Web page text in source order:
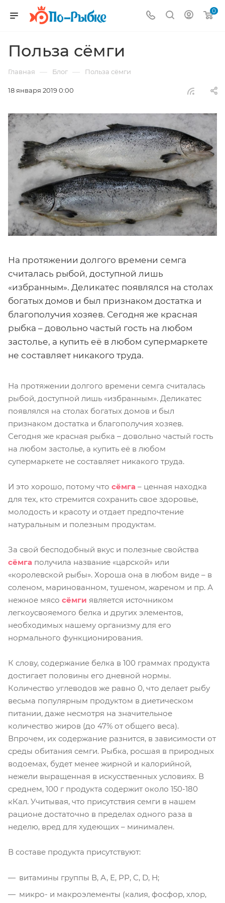
0
Польза сёмги
Главная — Блог — Польза сёмги
18 января 2019 0:00
На протяжении долгого времени семга
считалась рыбой, доступной лишь
«избранным». Деликатес появлялся на столах
богатых домов и был признаком достатка и
благополучия хозяев. Сегодня же красная
рыбка – довольно частый гость на любом
застолье, а купить её в любом супермаркете
не составляет никакого труда.
На протяжении долгого времени семга считалась
рыбой, доступной лишь «избранным». Деликатес
появлялся на столах богатых домов и был
признаком достатка и благополучия хозяев.
Сегодня же красная рыбка – довольно частый гость
на любом застолье, а купить её в любом
супермаркете не составляет никакого труда.
И это хорошо, потому что сёмга – ценная находка
для тех, кто стремится сохранить свое здоровье,
молодость и красоту и отдает предпочтение
натуральным и полезным продуктам.
За свой бесподобный вкус и полезные свойства
сёмга получила название «царской» или
«королевской рыбы». Хороша она в любом виде – в
соленом, маринованном, тушеном, жареном и пр. А
нежное мясо сёмги является источником
легкоусвояемого белка и других элементов,
необходимых нашему организму для его
нормального функционирования.
К слову, содержание белка в 100 граммах продукта
достигает половины его дневной нормы.
Количество углеводов же равно 0, что делает рыбу
весьма популярным продуктом в диетическом
питании, даже несмотря на значительное
количество жиров (до 47% от общего веса).
Впрочем, их содержание разнится, в зависимости от
среды обитания семги. Рыбка, росшая в природных
водоемах, будет менее жирной и калорийной,
нежели выращенная в искусственных условиях. В
среднем, 100 г продукта содержит около 150-180
кКал. Учитывая, что присутствия семги в нашем
рационе достаточно в пределах одного раза в
неделю, вред для худеющих – минимален.
В составе продукта присутствуют:
витамины группы В, А, Е, РР, С, D, Н;
микро- и макроэлементы (калия, фосфор, хлор,